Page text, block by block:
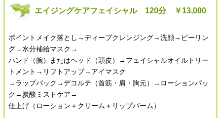
エイジングケアフェイシャル 120分 ￥13,000
ポイントメイク落とし→ディープクレンジング→洗顔→ピーリン
グ→水分補給マスク→
ハンド（腕）またはヘッド（頭皮）→フェイシャルオイルトリー
トメント→リフトアップ→アイマスク
→ラップパック→デコルテ（首筋・肩・胸元）→ローションパッ
ク→炭酸ミストケア→
仕上げ（ローション＋クリーム＋リップバーム）